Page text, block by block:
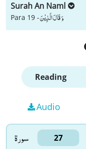
Surah An Naml
Para 19 -وَ قَالَ الَّذِیْنَ
Reading
Audio
سورۃ 27